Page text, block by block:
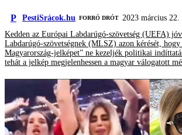
P PestiSrácok.hu FORRÓ DRÓT 2023 március 22.
Kedden az Európai Labdarúgó-szövetség (UEFA)
Labdarúgó-szövetségnek (MLSZ) azon kérését,
Magyarország-jelképet” ne kezeljék politikai
tehát a jelkép megjelenhessen a magyar válogatott